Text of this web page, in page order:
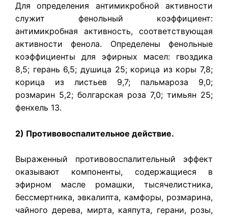
Для определения антимикробной активности
служит фенольный коэффициент:
антимикробная активность, соответствующая
активности фенола. Определены фенольные
коэффициенты для эфирных масел: гвоздика
8,5; герань 6,5; душица 25; корица из коры 7,8;
корица из листьев 9,7; пальмароза 9,0;
розмарин 5,2; болгарская роза 7,0; тимьян 25;
фенхель 13.
2) Противовоспалительное действие.
Выраженный противовоспалительный эффект
оказывают компоненты, содержащиеся в
эфирном масле ромашки, тысячелистника,
бессмертника, эвкалипта, камфоры, розмарина,
чайного дерева, мирта, каяпута, герани, розы,